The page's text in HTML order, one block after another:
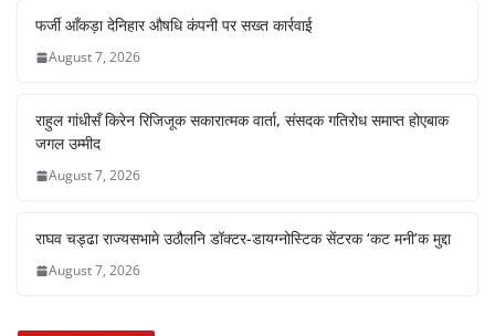
फर्जी आँकड़ा देनिहार औषधि कंपनी पर सख्त कार्रवाई
August 7, 2026
राहुल गांधीसँ किरेन रिजिजूक सकारात्मक वार्ता, संसदक गतिरोध समाप्त होएबाक
जगल उम्मीद
August 7, 2026
राघव चड्ढा राज्यसभामे उठौलनि डॉक्टर-डायग्नोस्टिक सेंटरक ‘कट मनी’क मुद्दा
August 7, 2026